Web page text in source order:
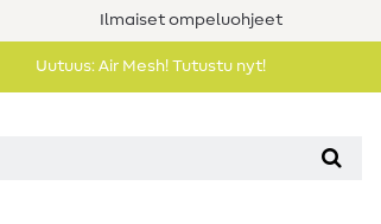
Ilmaiset ompeluohjeet
Uutuus: Air Mesh! Tutustu nyt!